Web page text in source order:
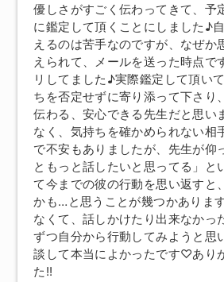
優しさがすごく伝わってきて、予
に鑑定して頂くことにしました♪
えるのは苦手なのですが、なぜか
えられて、メールを送った時点で
リしてました♪実際鑑定して頂い
ちを否定せずに寄り添って下さり
伝わる、安心できる先生だと思
なく、気持ちを確かめられない相
で不安もありましたが、先生が仰
ともっと話したいと思ってる」と
て今までの彼の行動を思い返すと
かも…と思うことが幾つかありま
なくて、話しかけたり出来なかっ
ずつ自分から行動してみようと
談して本当によかったです♡あり
た!!